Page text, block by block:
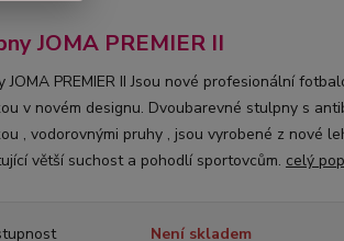
JOMA PREMIER II
JOMA PREMIER II Jsou nové profesionální
v novém designu. Dvoubarevné stulpny s
, vodorovnými pruhy , jsou vyrobené z nové
větší suchost a pohodlí sportovcům. celý
Není skladem